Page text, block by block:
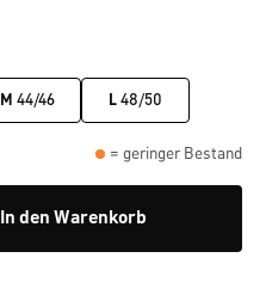
M 44/46 L 48/50
= geringer Bestand
In den Warenkorb